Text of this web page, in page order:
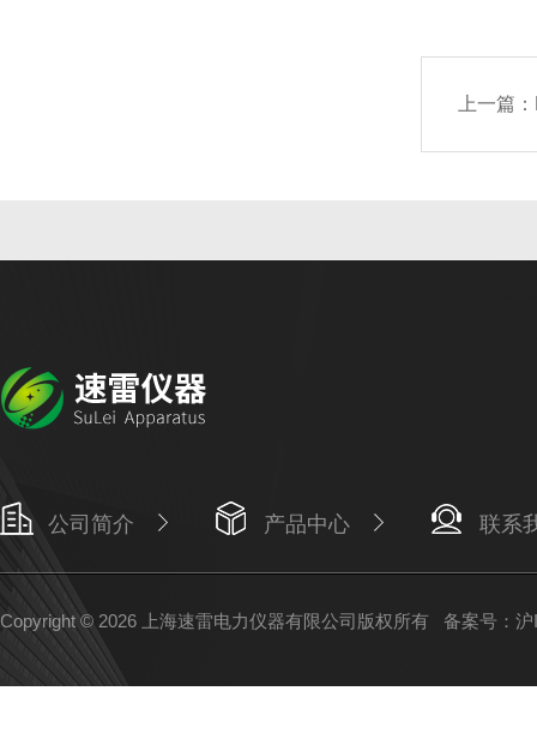
上一篇：
公司简介 产品中心 联系
Copyright © 2026 上海速雷电力仪器有限公司版权所有 备案号：